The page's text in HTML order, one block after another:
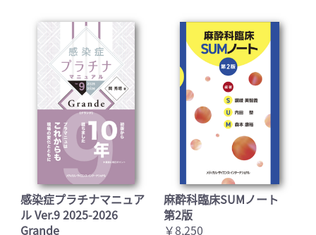
感染症プラチナマニュア
ル Ver.9 2025-2026
Grande
麻酔科臨床SUMノート
第2版
￥8,250